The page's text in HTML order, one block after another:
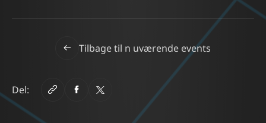
Tilbage til n uværende events
Del: